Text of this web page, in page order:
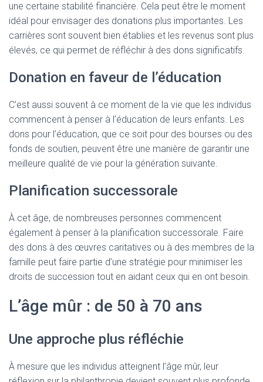
une certaine stabilité financière. Cela peut être le moment
idéal pour envisager des donations plus importantes. Les
carrières sont souvent bien établies et les revenus sont plus
élevés, ce qui permet de réfléchir à des dons significatifs.
Donation en faveur de l’éducation
C’est aussi souvent à ce moment de la vie que les individus
commencent à penser à l’éducation de leurs enfants. Les
dons pour l’éducation, que ce soit pour des bourses ou des
fonds de soutien, peuvent être une manière de garantir une
meilleure qualité de vie pour la génération suivante.
Planification successorale
À cet âge, de nombreuses personnes commencent
également à penser à la planification successorale. Faire
des dons à des œuvres caritatives ou à des membres de la
famille peut faire partie d’une stratégie pour minimiser les
droits de succession tout en aidant ceux qui en ont besoin.
L’âge mûr : de 50 à 70 ans
Une approche plus réfléchie
À mesure que les individus atteignent l’âge mûr, leur